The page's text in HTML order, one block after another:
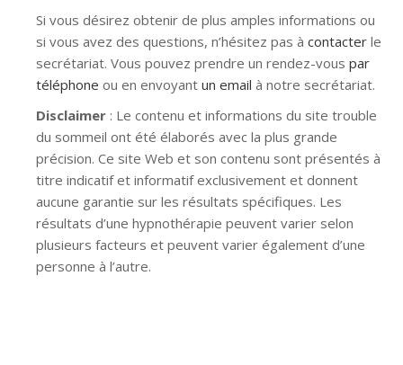
Si vous désirez obtenir de plus amples informations ou
si vous avez des questions, n’hésitez pas à contacter le
secrétariat. Vous pouvez prendre un rendez-vous par
téléphone ou en envoyant un email à notre secrétariat.
Disclaimer : Le contenu et informations du site trouble
du sommeil ont été élaborés avec la plus grande
précision. Ce site Web et son contenu sont présentés à
titre indicatif et informatif exclusivement et donnent
aucune garantie sur les résultats spécifiques. Les
résultats d’une hypnothérapie peuvent varier selon
plusieurs facteurs et peuvent varier également d’une
personne à l’autre.